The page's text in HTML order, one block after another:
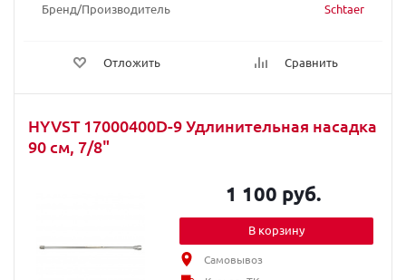
Бренд/Производитель Schtaer
Отложить Сравнить
HYVST 17000400D-9 Удлинительная насадка
90 см, 7/8"
1 100 руб.
В корзину
Самовывоз